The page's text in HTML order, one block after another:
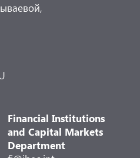
Financial Institutions
and Capital Markets
Department